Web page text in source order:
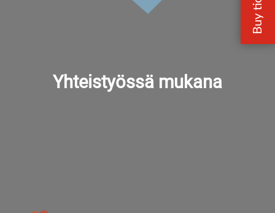
Yhteistyössä mukana